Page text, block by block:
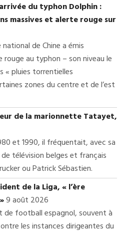
du typhon Dolphin :
massives et alerte rouge sur
de Chine a émis
au typhon – son niveau le
« pluies torrentielles
zones du centre et de l’est
de la marionnette Tatayet,
et 1990, il fréquentait, avec sa
télévision belges et français
ou Patrick Sébastien.
de la Liga, « l’ère
9 août 2026
de football espagnol, souvent à
les instances dirigeantes du